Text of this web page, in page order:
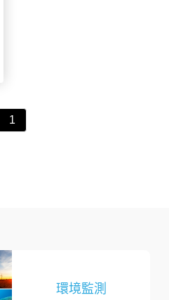
1
環境監測